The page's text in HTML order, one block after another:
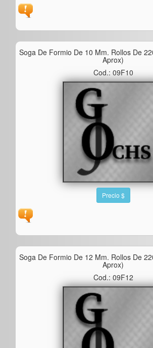
Soga De Formio De 10 Mm. Rollos De
Aprox)
Cod.: 09F10
Precio $
Soga De Formio De 12 Mm. Rollos De
Aprox)
Cod.: 09F12